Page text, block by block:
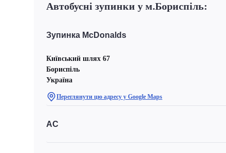
Автобусні зупинки у м.Бориспіль:
Зупинка McDonalds
Київський шлях 67
Бориспіль
Україна
Переглянути цю адресу у Google Maps
АС